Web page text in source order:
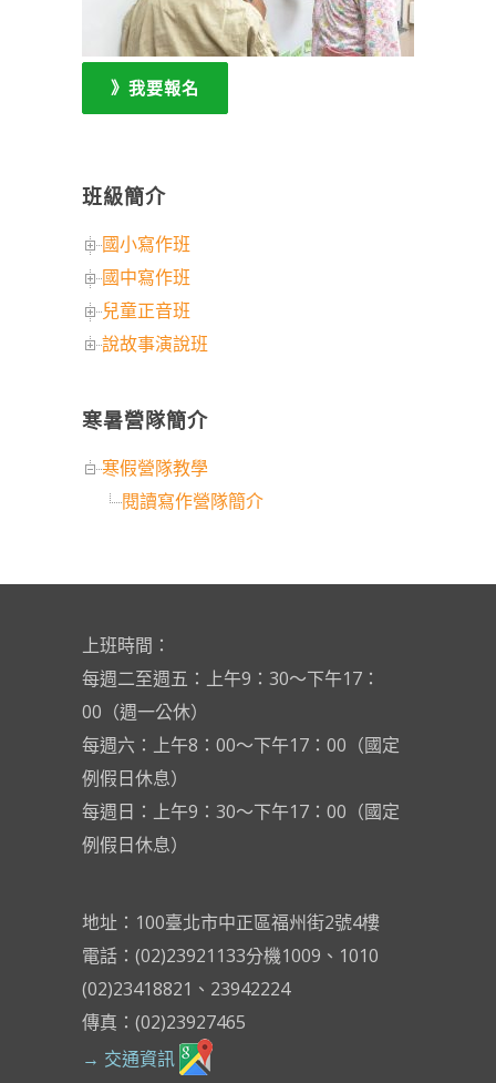
》我要報名
班級簡介
國小寫作班
國中寫作班
兒童正音班
說故事演說班
寒暑營隊簡介
寒假營隊教學
閱讀寫作營隊簡介
上班時間：
每週二至週五：上午9：30～下午17：
00（週一公休）
每週六：上午8：00～下午17：00（國定
例假日休息）
每週日：上午9：30～下午17：00（國定
例假日休息）
地址：100臺北市中正區福州街2號4樓
電話：(02)23921133分機1009、1010
(02)23418821、23942224
傳真：(02)23927465
→ 交通資訊